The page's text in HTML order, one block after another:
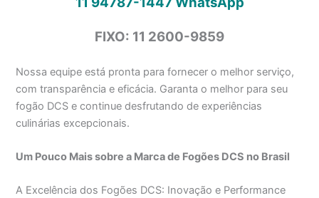
FIXO: 11 2600-9859
Nossa equipe está pronta para fornecer o melhor serviço,
com transparência e eficácia. Garanta o melhor para seu
fogão DCS e continue desfrutando de experiências
culinárias excepcionais.
Um Pouco Mais sobre a Marca de Fogões DCS no Brasil
A Excelência dos Fogões DCS: Inovação e Performance